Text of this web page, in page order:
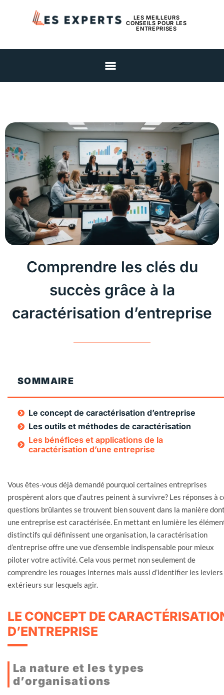
LES MEILLEURS
CONSEILS POUR LES
ENTREPRISES
Comprendre les clés du
succès grâce à la
caractérisation d’entreprise
Vous êtes-vous déjà demandé pourquoi certaines entreprises
prospèrent alors que d’autres peinent à survivre? Les réponses à
questions brûlantes se trouvent bien souvent dans la manière
une entreprise est caractérisée. En mettant en lumière les
distinctifs qui définissent une organisation, la caractérisation
d’entreprise offre une vue d’ensemble indispensable pour mieux
piloter votre activité. Cela vous permet non seulement de
comprendre les rouages internes mais aussi d’identifier les leviers
extérieurs sur lesquels agir.
LE CONCEPT DE
D’ENTREPRISE
La nature et les types
d’organisations
SOMMAIRE
Le concept de caractérisation d’entreprise
Les outils et méthodes de caractérisation
Les bénéfices et applications de la
caractérisation d’une entreprise